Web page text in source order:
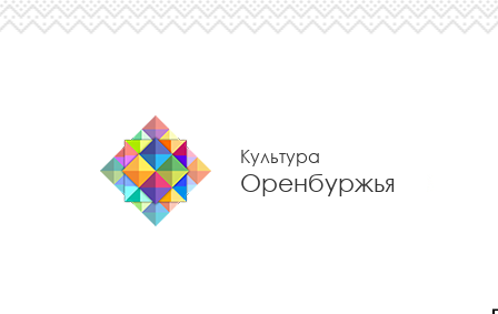
Культура
Оренбуржья